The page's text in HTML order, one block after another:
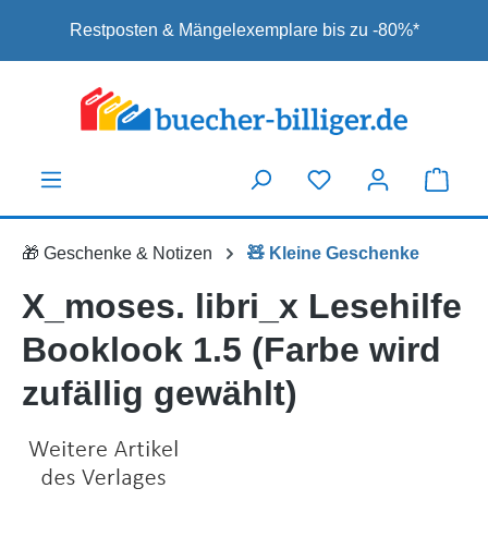
Zum Hauptinhalt springen
Restposten & Mängelexemplare bis zu -80%*
🎁 Geschenke & Notizen 🧸 Kleine Geschenke
X_moses. libri_x Lesehilfe
Booklook 1.5 (Farbe wird
zufällig gewählt)